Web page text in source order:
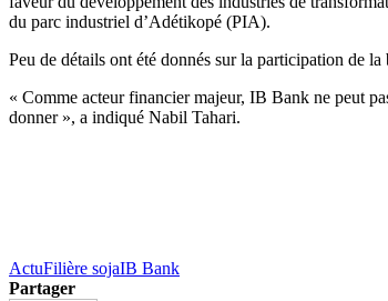
du parc industriel d’Adétikopé (PIA).
Peu de détails ont été donnés sur la participation de
« Comme acteur financier majeur, IB Bank ne peut
donner », a indiqué Nabil Tahari.
ActuFilière sojaIB Bank
Partager